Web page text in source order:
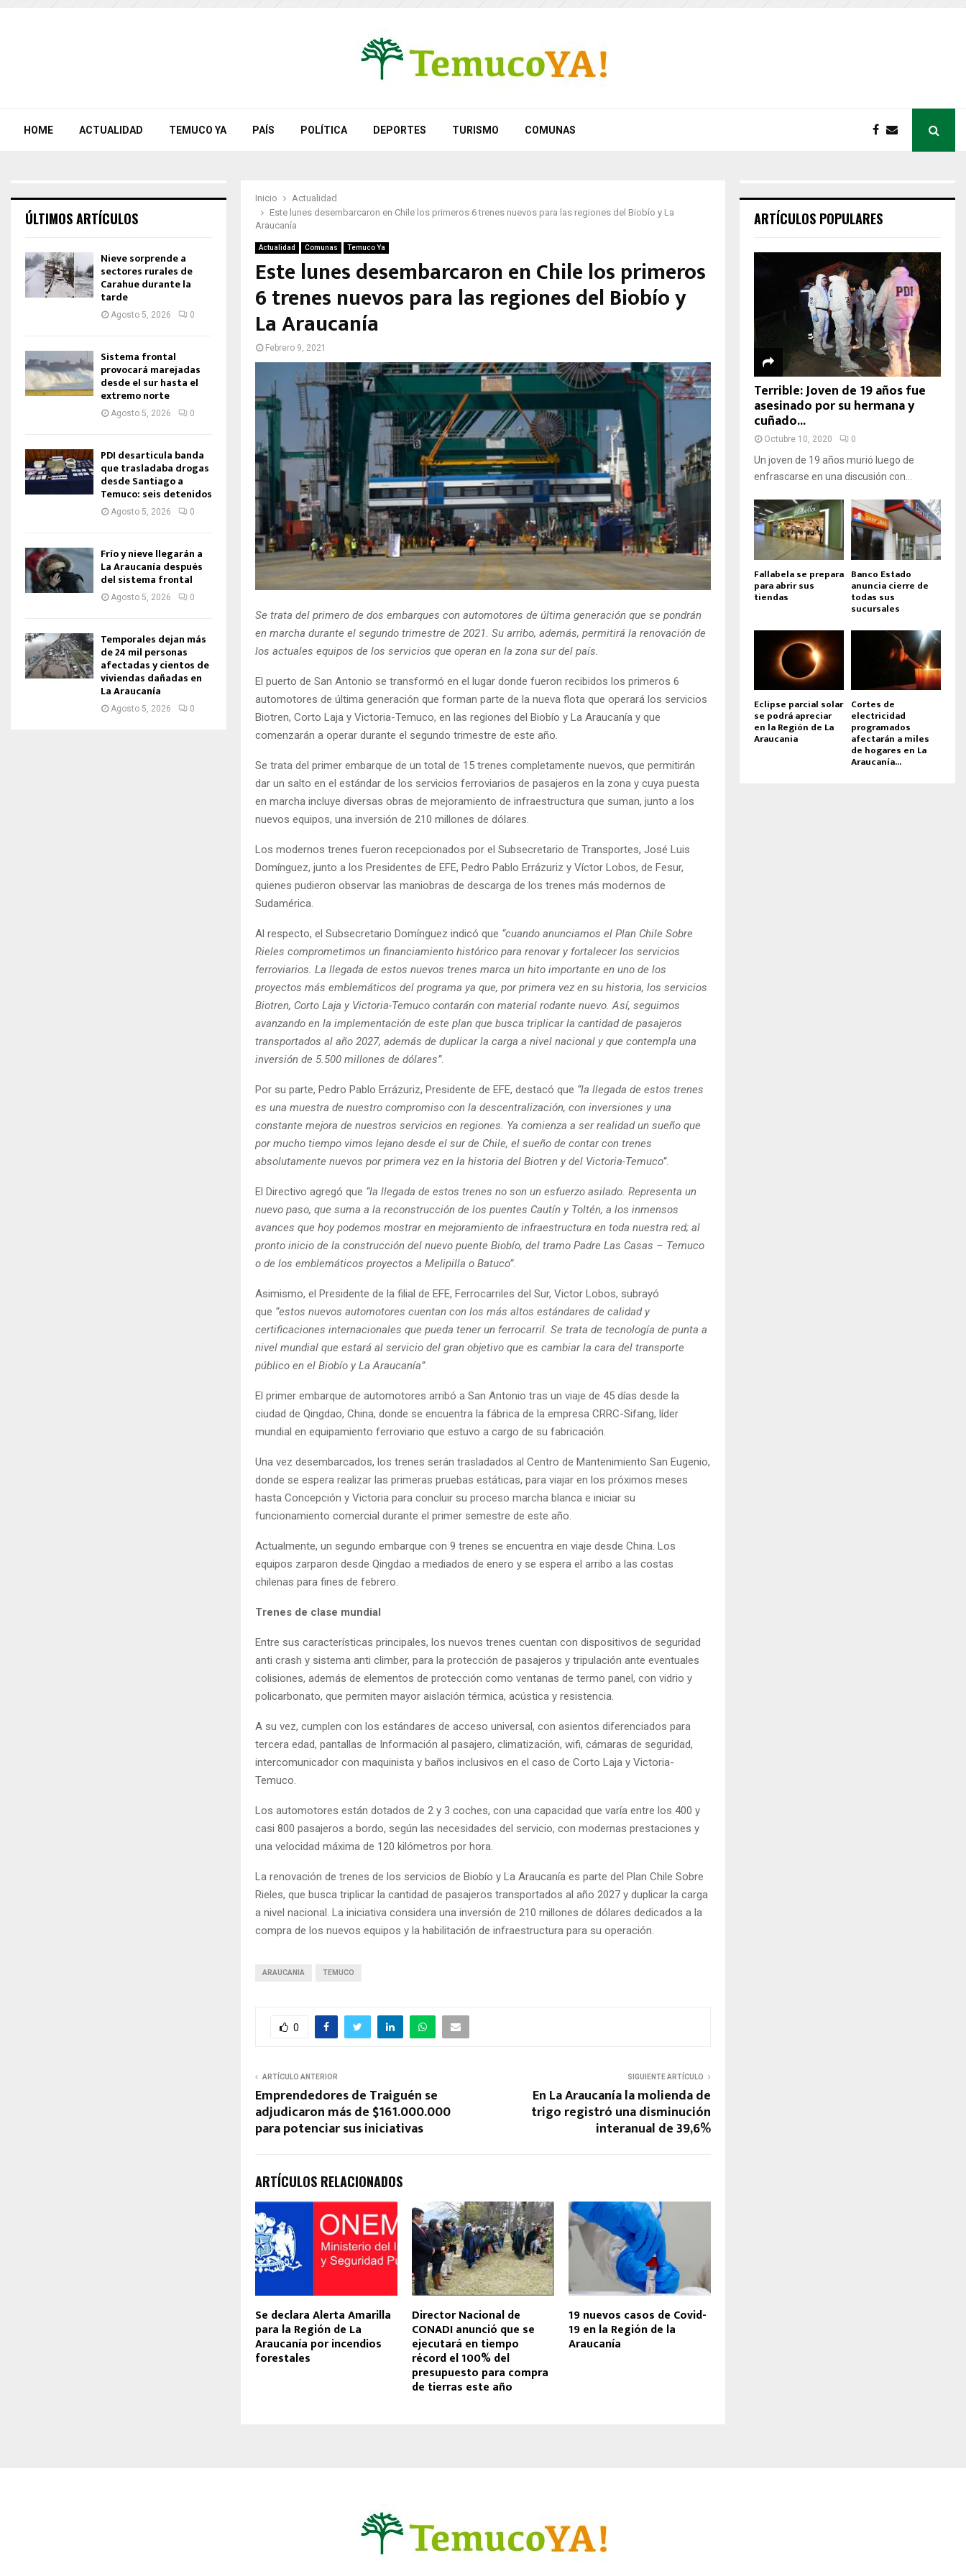
HOME ACTUALIDAD TEMUCO YA PAÍS POLÍTICA DEPORTES TURISMO COMUNAS
Inicio
Actualidad
Este lunes desembarcaron en Chile los primeros 6 trenes nuevos para las regiones del Biobío y La
Araucanía
Actualidad Comunas Temuco Ya
Este lunes desembarcaron en Chile los primeros
6 trenes nuevos para las regiones del Biobío y
La Araucanía
Febrero 9, 2021
Se trata del primero de dos embarques con automotores de última generación que se pondrán
en marcha durante el segundo trimestre de 2021. Su arribo, además, permitirá la renovación de
los actuales equipos de los servicios que operan en la zona sur del país.
El puerto de San Antonio se transformó en el lugar donde fueron recibidos los primeros 6
automotores de última generación que forman parte de la nueva flota que operará los servicios
Biotren, Corto Laja y Victoria-Temuco, en las regiones del Biobío y La Araucanía y que
comenzarán a operar durante el segundo trimestre de este año.
Se trata del primer embarque de un total de 15 trenes completamente nuevos, que permitirán
dar un salto en el estándar de los servicios ferroviarios de pasajeros en la zona y cuya puesta
en marcha incluye diversas obras de mejoramiento de infraestructura que suman, junto a los
nuevos equipos, una inversión de 210 millones de dólares.
Los modernos trenes fueron recepcionados por el Subsecretario de Transportes, José Luis
Domínguez, junto a los Presidentes de EFE, Pedro Pablo Errázuriz y Víctor Lobos, de Fesur,
quienes pudieron observar las maniobras de descarga de los trenes más modernos de
Sudamérica.
Al respecto, el Subsecretario Domínguez indicó que “cuando anunciamos el Plan Chile Sobre
Rieles comprometimos un financiamiento histórico para renovar y fortalecer los servicios
ferroviarios. La llegada de estos nuevos trenes marca un hito importante en uno de los
proyectos más emblemáticos del programa ya que, por primera vez en su historia, los servicios
Biotren, Corto Laja y Victoria-Temuco contarán con material rodante nuevo. Así, seguimos
avanzando en la implementación de este plan que busca triplicar la cantidad de pasajeros
transportados al año 2027, además de duplicar la carga a nivel nacional y que contempla una
inversión de 5.500 millones de dólares”.
Por su parte, Pedro Pablo Errázuriz, Presidente de EFE, destacó que “la llegada de estos trenes
es una muestra de nuestro compromiso con la descentralización, con inversiones y una
constante mejora de nuestros servicios en regiones. Ya comienza a ser realidad un sueño que
por mucho tiempo vimos lejano desde el sur de Chile, el sueño de contar con trenes
absolutamente nuevos por primera vez en la historia del Biotren y del Victoria-Temuco”.
El Directivo agregó que “la llegada de estos trenes no son un esfuerzo asilado. Representa un
nuevo paso, que suma a la reconstrucción de los puentes Cautín y Toltén, a los inmensos
avances que hoy podemos mostrar en mejoramiento de infraestructura en toda nuestra red; al
pronto inicio de la construcción del nuevo puente Biobío, del tramo Padre Las Casas – Temuco
o de los emblemáticos proyectos a Melipilla o Batuco”.
Asimismo, el Presidente de la filial de EFE, Ferrocarriles del Sur, Victor Lobos, subrayó
que “estos nuevos automotores cuentan con los más altos estándares de calidad y
certificaciones internacionales que pueda tener un ferrocarril. Se trata de tecnología de punta a
nivel mundial que estará al servicio del gran objetivo que es cambiar la cara del transporte
público en el Biobío y La Araucanía”.
El primer embarque de automotores arribó a San Antonio tras un viaje de 45 días desde la
ciudad de Qingdao, China, donde se encuentra la fábrica de la empresa CRRC-Sifang, líder
mundial en equipamiento ferroviario que estuvo a cargo de su fabricación.
Una vez desembarcados, los trenes serán trasladados al Centro de Mantenimiento San Eugenio,
donde se espera realizar las primeras pruebas estáticas, para viajar en los próximos meses
hasta Concepción y Victoria para concluir su proceso marcha blanca e iniciar su
funcionamiento comercial durante el primer semestre de este año.
Actualmente, un segundo embarque con 9 trenes se encuentra en viaje desde China. Los
equipos zarparon desde Qingdao a mediados de enero y se espera el arribo a las costas
chilenas para fines de febrero.
Trenes de clase mundial
Entre sus características principales, los nuevos trenes cuentan con dispositivos de seguridad
anti crash y sistema anti climber, para la protección de pasajeros y tripulación ante eventuales
colisiones, además de elementos de protección como ventanas de termo panel, con vidrio y
policarbonato, que permiten mayor aislación térmica, acústica y resistencia.
A su vez, cumplen con los estándares de acceso universal, con asientos diferenciados para
tercera edad, pantallas de Información al pasajero, climatización, wifi, cámaras de seguridad,
intercomunicador con maquinista y baños inclusivos en el caso de Corto Laja y Victoria-
Temuco.
Los automotores están dotados de 2 y 3 coches, con una capacidad que varía entre los 400 y
casi 800 pasajeros a bordo, según las necesidades del servicio, con modernas prestaciones y
una velocidad máxima de 120 kilómetros por hora.
La renovación de trenes de los servicios de Biobío y La Araucanía es parte del Plan Chile Sobre
Rieles, que busca triplicar la cantidad de pasajeros transportados al año 2027 y duplicar la carga
a nivel nacional. La iniciativa considera una inversión de 210 millones de dólares dedicados a la
compra de los nuevos equipos y la habilitación de infraestructura para su operación.
ARAUCANIA TEMUCO
0
ARTÍCULO ANTERIOR
Emprendedores de Traiguén se
adjudicaron más de $161.000.000
para potenciar sus iniciativas
SIGUIENTE ARTÍCULO
En La Araucanía la molienda de
trigo registró una disminución
interanual de 39,6%
ARTÍCULOS RELACIONADOS
Se declara Alerta Amarilla
para la Región de La
Araucanía por incendios
forestales
Director Nacional de
CONADI anunció que se
ejecutará en tiempo
récord el 100% del
presupuesto para compra
de tierras este año
19 nuevos casos de Covid-
19 en la Región de la
Araucanía
ÚLTIMOS ARTÍCULOS
Nieve sorprende a
sectores rurales de
Carahue durante la
tarde
Agosto 5, 2026 0
Sistema frontal
provocará marejadas
desde el sur hasta el
extremo norte
Agosto 5, 2026 0
PDI desarticula banda
que trasladaba drogas
desde Santiago a
Temuco: seis detenidos
Agosto 5, 2026 0
Frío y nieve llegarán a
La Araucanía después
del sistema frontal
Agosto 5, 2026 0
Temporales dejan más
de 24 mil personas
afectadas y cientos de
viviendas dañadas en
La Araucanía
Agosto 5, 2026 0
ARTÍCULOS POPULARES
Terrible: Joven de 19 años fue
asesinado por su hermana y
cuñado...
Octubre 10, 2020 0
Un joven de 19 años murió luego de
enfrascarse en una discusión con...
Fallabela se prepara
para abrir sus
tiendas
Banco Estado
anuncia cierre de
todas sus
sucursales
Eclipse parcial solar
se podrá apreciar
en la Región de La
Araucania
Cortes de
electricidad
programados
afectarán a miles
de hogares en La
Araucanía...